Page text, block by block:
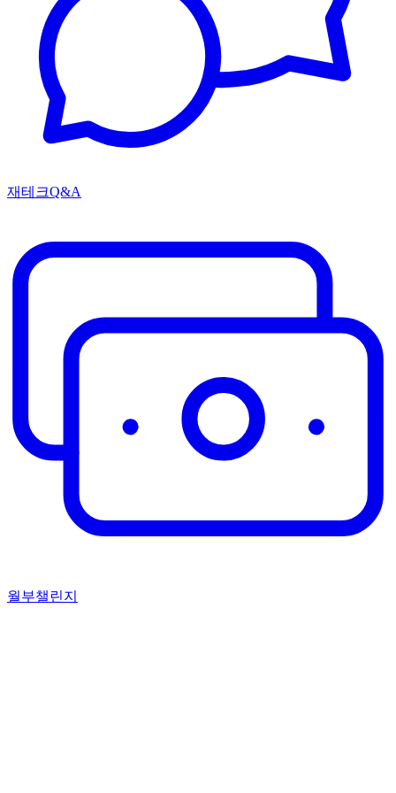
재테크Q&A
월부챌린지